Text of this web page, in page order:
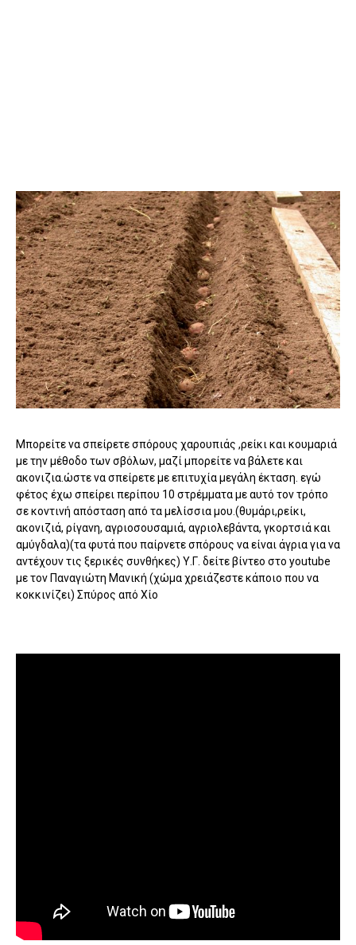
Μπορείτε να σπείρετε σπόρους χαρουπιάς ,ρείκι και κουμαριά
με την μέθοδο των σβόλων, μαζί μπορείτε να βάλετε και
ακονιζια.ώστε να σπείρετε με επιτυχία μεγάλη έκταση. εγώ
φέτος έχω σπείρει περίπου 10 στρέμματα με αυτό τον τρόπο
σε κοντινή απόσταση από τα μελίσσια μου.(θυμάρι,ρείκι,
ακονιζιά, ρίγανη, αγριοσουσαμιά, αγριολεβάντα, γκορτσιά και
αμύγδαλα)(τα φυτά που παίρνετε σπόρους να είναι άγρια για να
αντέχουν τις ξερικές συνθήκες) Υ.Γ. δείτε βίντεο στο youtube
με τον Παναγιώτη Μανική (χώμα χρειάζεστε κάποιο που να
κοκκινίζει) Σπύρος από Χίο